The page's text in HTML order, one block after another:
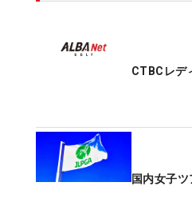
CTBCレ
国内女子